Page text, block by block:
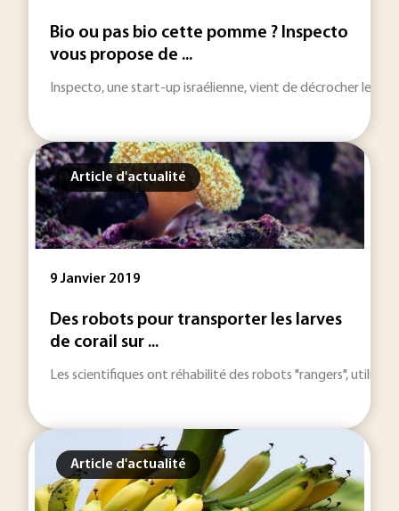
Bio ou pas bio cette pomme ? Inspecto
vous propose de ...
Inspecto, une start-up israélienne, vient de décrocher le
Article d'actualité
9 Janvier 2019
Des robots pour transporter les larves
de corail sur ...
Les scientifiques ont réhabilité des robots "rangers", utilisés
Article d'actualité